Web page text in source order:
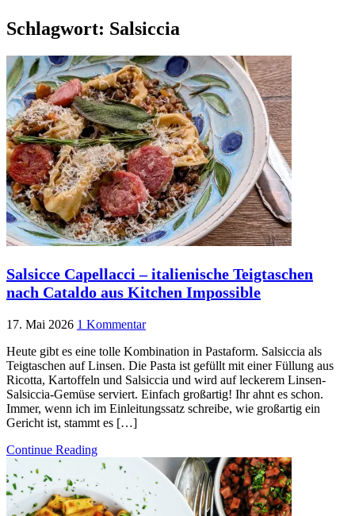
Schlagwort: Salsiccia
Salsicce Capellacci – italienische Teigtaschen
nach Cataldo aus Kitchen Impossible
17. Mai 2026 1 Kommentar
Heute gibt es eine tolle Kombination in Pastaform. Salsiccia als
Teigtaschen auf Linsen. Die Pasta ist gefüllt mit einer Füllung aus
Ricotta, Kartoffeln und Salsiccia und wird auf leckerem Linsen-
Salsiccia-Gemüse serviert. Einfach großartig! Ihr ahnt es schon.
Immer, wenn ich im Einleitungssatz schreibe, wie großartig ein
Gericht ist, stammt es […]
Continue Reading